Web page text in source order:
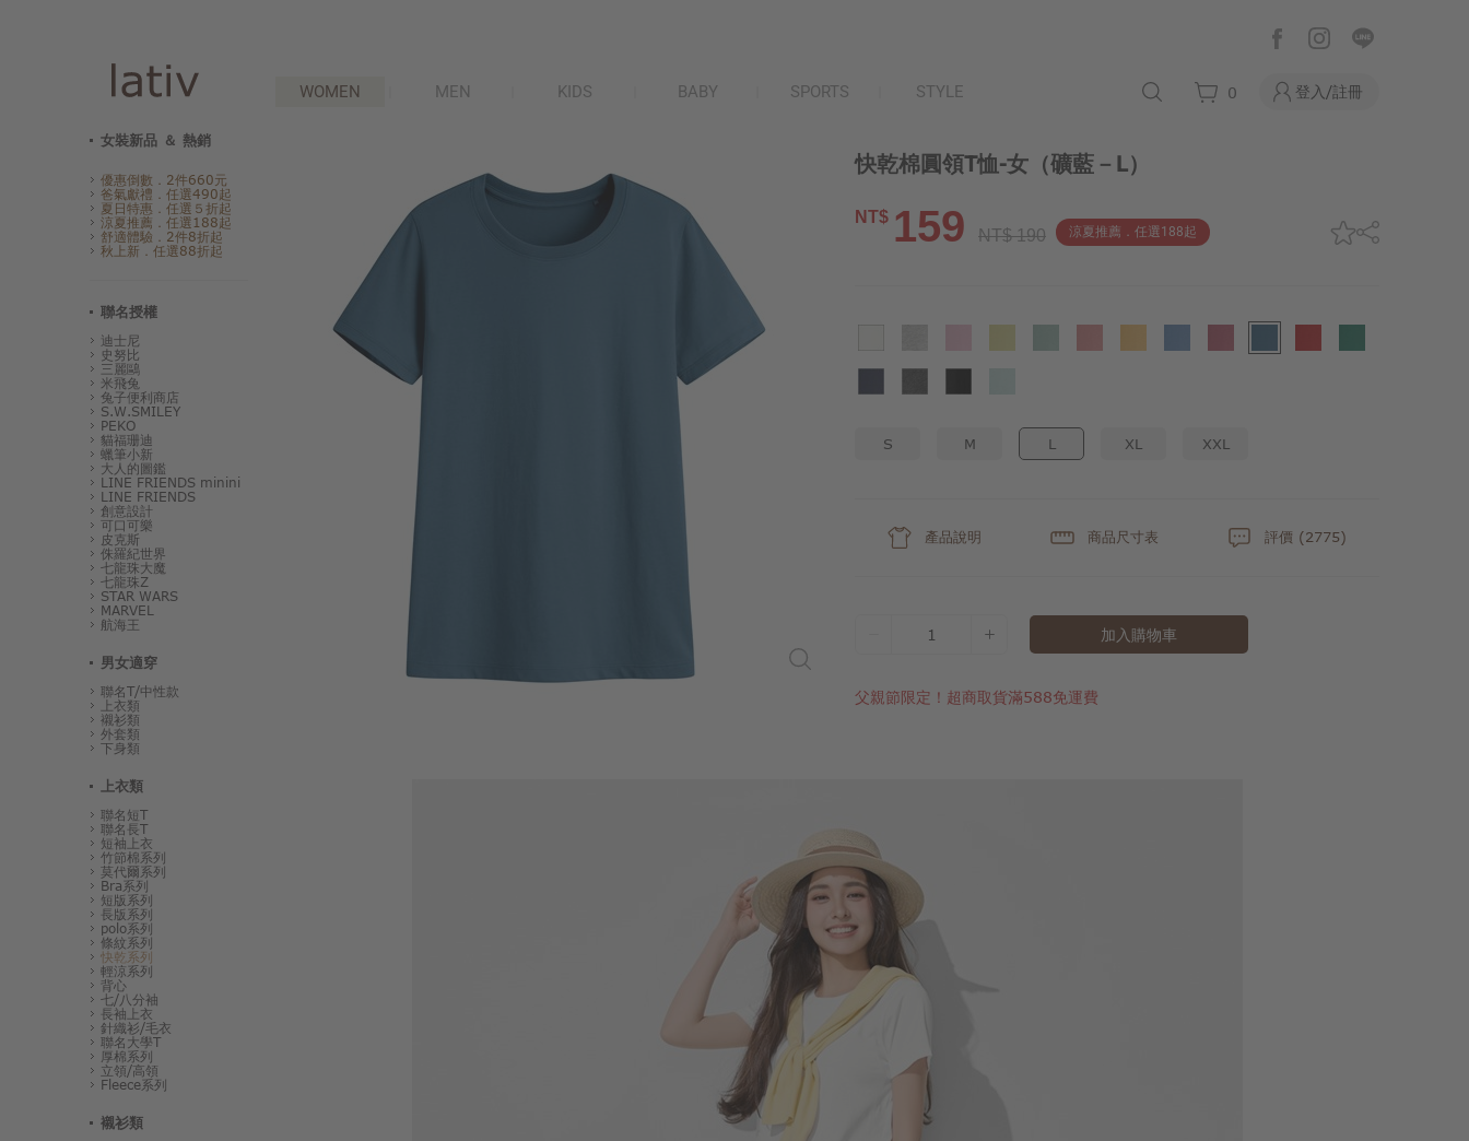
WOMEN MEN KIDS BABY SPORTS STYLE 0 登入/註冊
女裝新品 ＆ 熱銷
優惠倒數．2件660元
爸氣獻禮．任選490起
夏日特惠．任選５折起
涼夏推薦．任選188起
舒適體驗．2件8折起
秋上新．任選88折起
聯名授權
迪士尼
史努比
三麗鷗
米飛兔
兔子便利商店
S.W.SMILEY
PEKO
貓福珊迪
蠟筆小新
大人的圖鑑
LINE FRIENDS minini
LINE FRIENDS
創意設計
可口可樂
皮克斯
侏羅紀世界
七龍珠大魔
七龍珠Z
STAR WARS
MARVEL
航海王
男女適穿
聯名T/中性款
上衣類
襯衫類
外套類
下身類
上衣類
聯名短T
聯名長T
短袖上衣
竹節棉系列
莫代爾系列
Bra系列
短版系列
長版系列
polo系列
條紋系列
快乾系列
輕涼系列
背心
七/八分袖
長袖上衣
針織衫/毛衣
聯名大學T
厚棉系列
立領/高領
Fleece系列
襯衫類
快乾棉圓領T恤-女 （礦藍－L）
NT$ 159 NT$ 190 涼夏推薦．任選188起
S M L XL XXL
產品說明 商品尺寸表 評價 (2775)
1 加入購物車
父親節限定！超商取貨滿588免運費
399